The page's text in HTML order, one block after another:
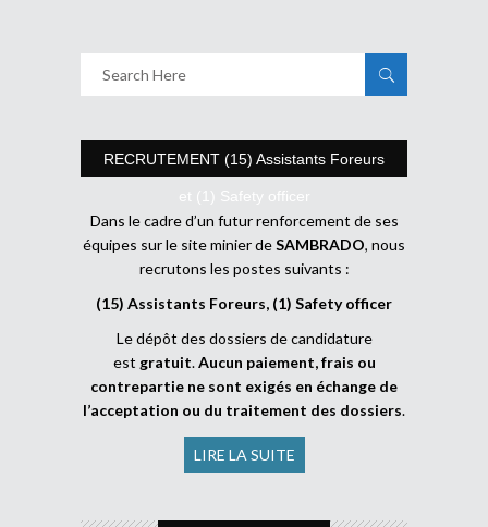
RECRUTEMENT (15) Assistants Foreurs
et (1) Safety officer
Dans le cadre d’un futur renforcement de ses
équipes sur le site minier deSAMBRADO, nous
recrutons les postes suivants :
(15) Assistants Foreurs, (1) Safety officer
Le dépôt des dossiers de candidature
est gratuit.Aucun paiement, frais ou
contrepartie ne sont exigés en échange de
l’acceptation ou du traitement des dossiers.
LIRE LA SUITE